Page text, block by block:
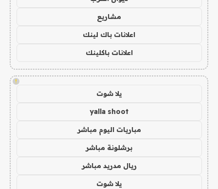
مشاريع
اعلانات باك لينك
اعلانات باكلينك
!
يلا شوت
yalla shoot
مباريات اليوم مباشر
برشلونة مباشر
ريال مدريد مباشر
يلا شوت